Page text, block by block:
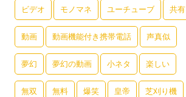
ビデオ モノマネ ユーチューブ 共有
動画 動画機能付き携帯電話 声真似
夢幻 夢幻の動画 小ネタ 楽しい
無双 無料 爆笑 皇帝 芝刈り機